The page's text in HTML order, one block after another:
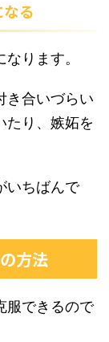
る
ります。
き合いづらい
たり、嫉妬を
いちばんで
方法
服できるので